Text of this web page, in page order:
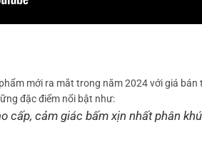
mới ra mắt trong năm 2024 với giá
đặc điểm nổi bật như:
cấp, cảm giác bấm xịn nhất phân